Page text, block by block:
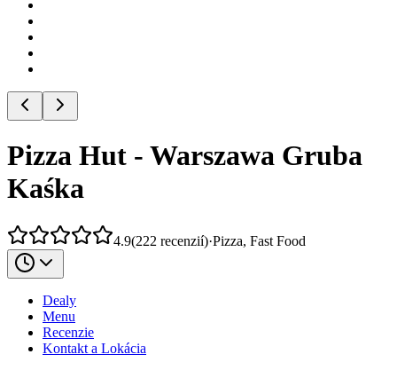
Pizza Hut - Warszawa Gruba
Kaśka
4.9(222 recenzií)·Pizza, Fast Food
Dealy
Menu
Recenzie
Kontakt a Lokácia